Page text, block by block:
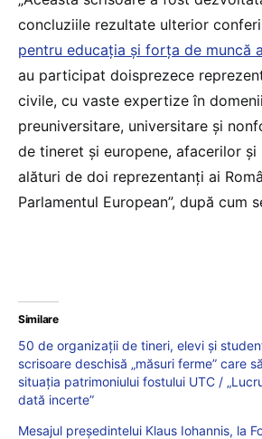
concluziile rezultate ulterior
pentru educația și forța de muncă
au participat doisprezece
civile, cu vaste expertize în
preuniversitare, universitare și
de tineret și europene, afacerilor și
alături de doi reprezentanți ai
Parlamentul European”, după cum
Similare
50 de organizații de tineri, elevi și
scrisoare deschisă „măsuri ferme” care
situația patrimoniului fostului UTC /
dată incerte”
Mesajul președintelui Klaus Iohannis, la